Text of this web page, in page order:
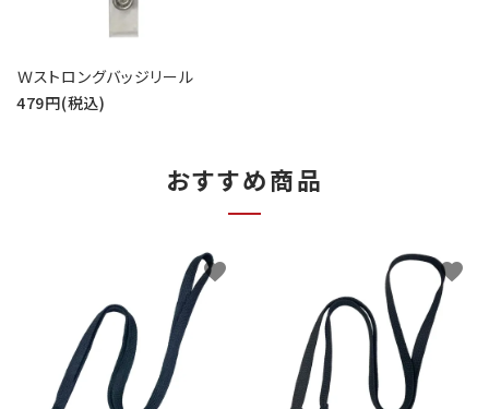
Ｗストロングバッジリール
479円(税込)
おすすめ商品
favorite favorite